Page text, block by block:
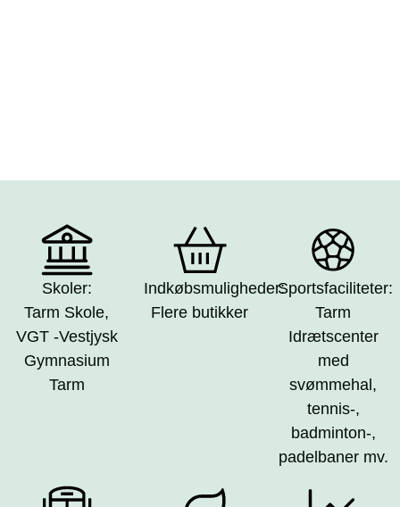
Skoler:
Tarm Skole,
VGT -Vestjysk
Gymnasium
Tarm
Indkøbsmuligheder:
Flere butikker
Sportsfaciliteter:
Tarm
Idrætscenter
med
svømmehal,
tennis-,
badminton-,
padelbaner mv.